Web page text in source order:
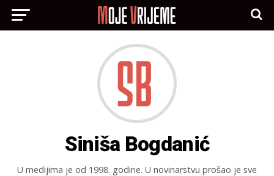
Siniša Bogdanić
U medijima je od 1998. godine. U novinarstvu prošao je sve